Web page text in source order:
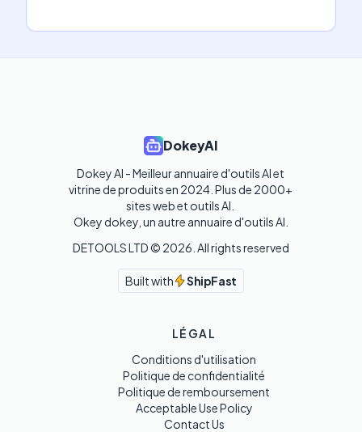
DokeyAI
Dokey AI - Meilleur annuaire d'outils AI et
vitrine de produits en 2024. Plus de 2000+
sites web et outils AI.
Okey dokey, un autre annuaire d'outils AI.
DETOOLS LTD © 2026 . All rights reserved
Built with ShipFast
LÉGAL
Conditions d'utilisation
Politique de confidentialité
Politique de remboursement
Acceptable Use Policy
Contact Us